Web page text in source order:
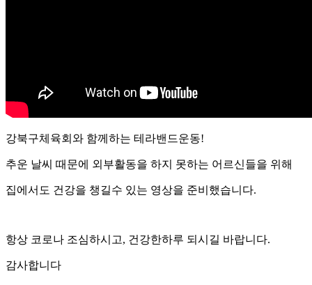
강북구체육회와 함께하는 테라밴드운동!
추운 날씨 때문에 외부활동을 하지 못하는 어르신들을 위해
집에서도 건강을 챙길수 있는 영상을 준비했습니다.
항상 코로나 조심하시고, 건강한하루 되시길 바랍니다.
감사합니다